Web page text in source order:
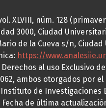
XLVIII, núm. 128
3000, Ciudad
de la Cueva s/n,
https://
al uso Exclusivo
ambos otorgados
de
Fecha de última